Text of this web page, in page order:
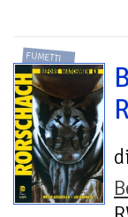
FUMETTI
di